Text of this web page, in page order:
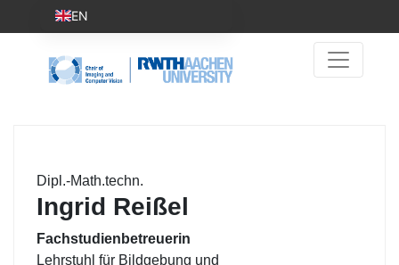
Dipl.-Math.techn.
Ingrid Reißel
Fachstudienbetreuerin
Lehrstuhl für Bildgebung und
EN